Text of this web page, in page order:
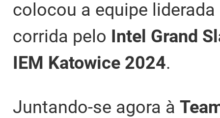
colocou a equipe
corrida pelo Intel Grand
IEM Katowice 2024.
Juntando-se agora à